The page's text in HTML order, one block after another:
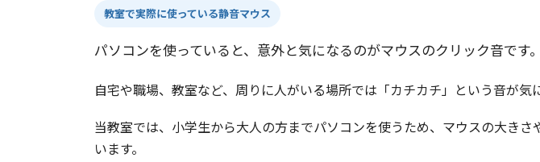
新
時
教室で実際に使っている静音マウス
パソコンを使っていると、意外と気になるのがマウスのクリック音です。
自宅や職場、教室など、周りに人がいる場所では「カチカチ」という音が気
当教室では、小学生から大人の方までパソコンを使うため、マウスの大きさ
います。